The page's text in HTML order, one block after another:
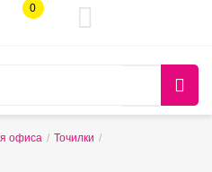
0
офиса / Точилки /